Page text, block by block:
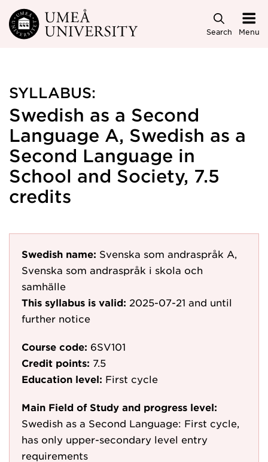
Skip to main content
Search Menu
SYLLABUS:
Swedish as a Second
Language A, Swedish as a
Second Language in
School and Society, 7.5
credits
Swedish name: Svenska som andraspråk A,
Svenska som andraspråk i skola och
samhälle
This syllabus is valid: 2025-07-21 and until
further notice
Course code: 6SV101
Credit points: 7.5
Education level: First cycle
Main Field of Study and progress level:
Swedish as a Second Language: First cycle,
has only upper-secondary level entry
requirements